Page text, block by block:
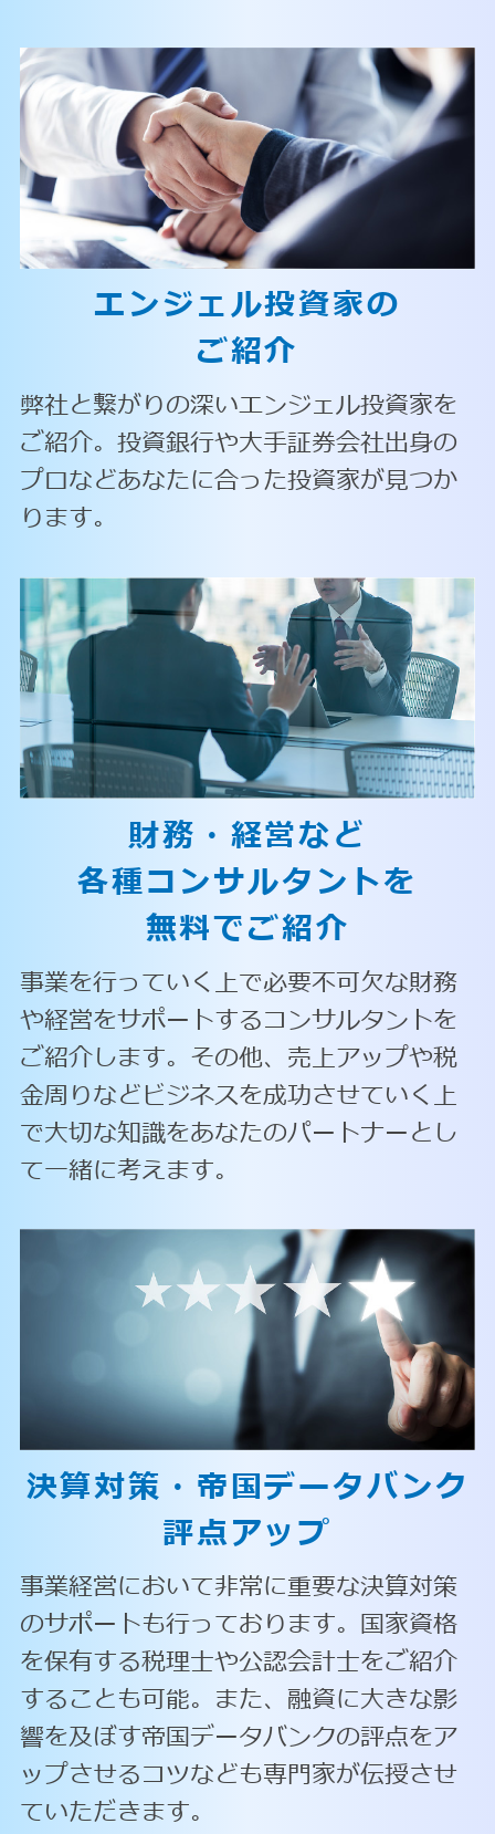
エンジェル投資家の
ご紹介
弊社と繋がりの深いエンジェル投資家を
ご紹介。投資銀行や大手証券会社出身の
プロなどあなたに合った投資家が見つか
ります。
財務・経営など
各種コンサルタントを
無料でご紹介
事業を行っていく上で必要不可欠な財務
や経営をサポートするコンサルタントを
ご紹介します。その他、売上アップや税
金周りなどビジネスを成功させていく上
で大切な知識をあなたのパートナーとし
て一緒に考えます。
決算対策・ 帝国データバンク
評点アップ
事業経営において非常に重要な決算対策
のサポートも行っております。国家資格
を保有する税理士や公認会計士をご紹介
することも可能。また、融資に大きな影
響を及ぼす帝国データバンクの評点をア
ップさせるコツなども専門家が伝授させ
ていただきます。